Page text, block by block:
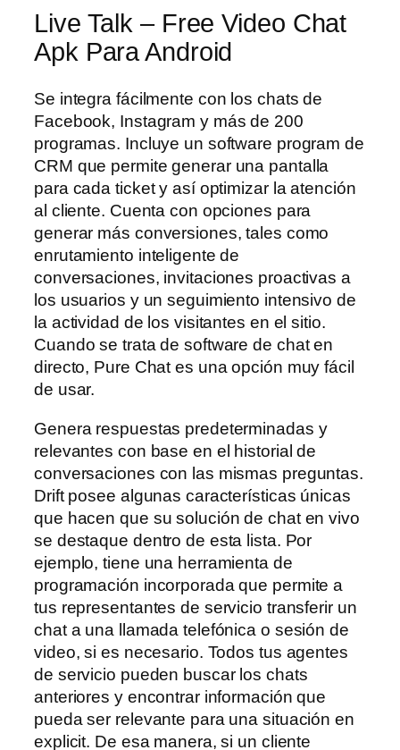
Live Talk – Free Video Chat
Apk Para Android
Se integra fácilmente con los chats de
Facebook, Instagram y más de 200
programas. Incluye un software program de
CRM que permite generar una pantalla
para cada ticket y así optimizar la atención
al cliente. Cuenta con opciones para
generar más conversiones, tales como
enrutamiento inteligente de
conversaciones, invitaciones proactivas a
los usuarios y un seguimiento intensivo de
la actividad de los visitantes en el sitio.
Cuando se trata de software de chat en
directo, Pure Chat es una opción muy fácil
de usar.
Genera respuestas predeterminadas y
relevantes con base en el historial de
conversaciones con las mismas preguntas.
Drift posee algunas características únicas
que hacen que su solución de chat en vivo
se destaque dentro de esta lista. Por
ejemplo, tiene una herramienta de
programación incorporada que permite a
tus representantes de servicio transferir un
chat a una llamada telefónica o sesión de
video, si es necesario. Todos tus agentes
de servicio pueden buscar los chats
anteriores y encontrar información que
pueda ser relevante para una situación en
explicit. De esa manera, si un cliente